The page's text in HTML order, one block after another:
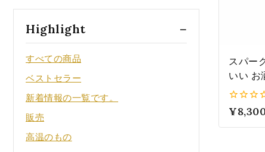
スパー
いい お
クリス
0
¥
Highlight
すべての商品
ベストセラー
新着情報の一覧です。
販売
高温のもの